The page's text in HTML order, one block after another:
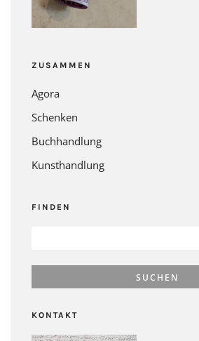
ZUSAMMEN
Agora
Schenken
Buchhandlung
Kunsthandlung
FINDEN
NACH:
KONTAKT